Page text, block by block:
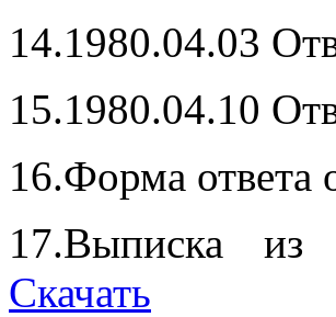
14.1980.04.03
15.1980.04.10
16.Форма
17.Выписка из
Скачать